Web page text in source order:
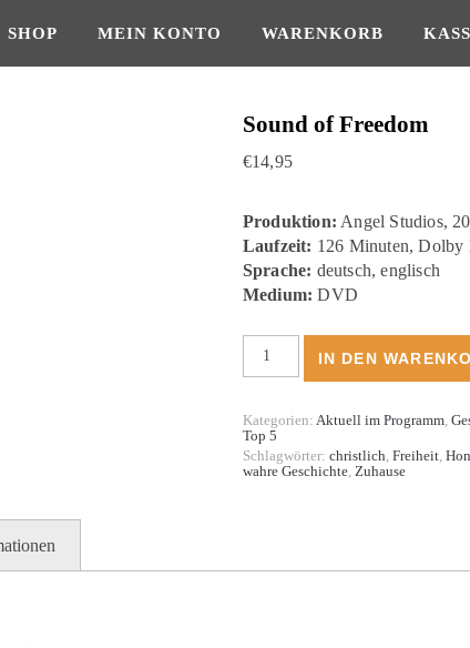
SHOP MEIN KONTO WARENKORB
Sound of Freedom
€14,95
Produktion: Angel Studios,
Laufzeit: 126 Minuten, Dolby
Sprache: deutsch, englisch
Medium: DVD
IN DEN
Kategorien: Aktuell im Programm,
Top 5
Schlagwörter: christlich, Freiheit,
wahre Geschichte, Zuhause